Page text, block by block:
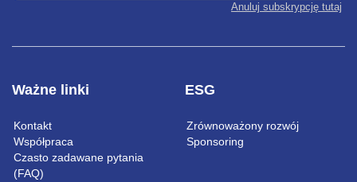
Ważne linki
Kontakt
Współpraca
Czasto zadawane pytania
(FAQ)
ESG
Zrównoważony rozwój
Sponsoring
Anuluj subskrypcję tutaj